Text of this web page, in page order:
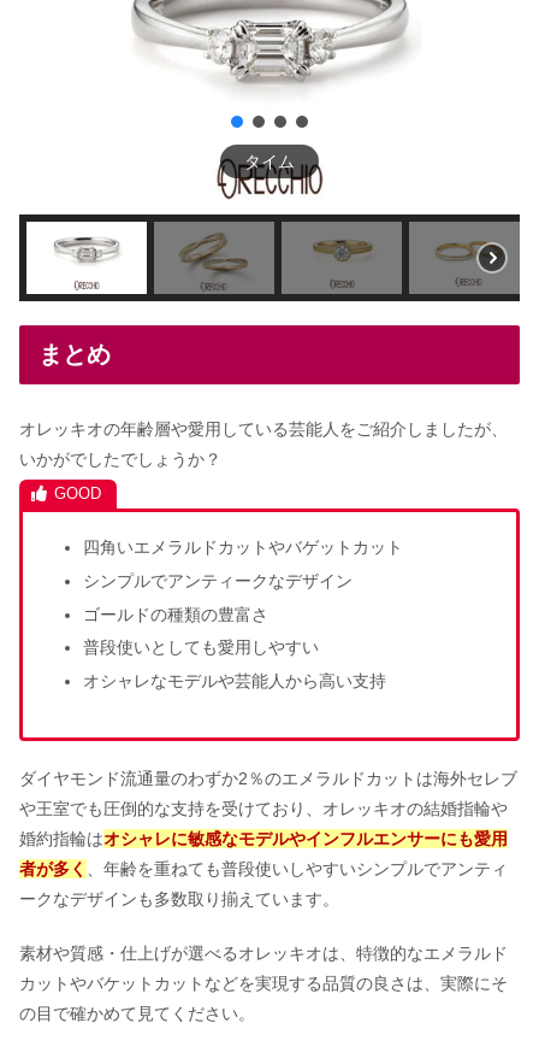
タイム
まとめ
オレッキオの年齢層や愛用している芸能人をご紹介しましたが、
いかがでしたでしょうか？
四角いエメラルドカットやバゲットカット
シンプルでアンティークなデザイン
ゴールドの種類の豊富さ
普段使いとしても愛用しやすい
オシャレなモデルや芸能人から高い支持
ダイヤモンド流通量のわずか2％のエメラルドカットは海外セレブ
や王室でも圧倒的な支持を受けており、オレッキオの結婚指輪や
婚約指輪はオシャレに敏感なモデルやインフルエンサーにも愛用
者が多く 、年齢を重ねても普段使いしやすいシンプルでアンティ
ークなデザインも多数取り揃えています。
素材や質感・仕上げが選べるオレッキオは、特徴的なエメラルド
カットやバケットカットなどを実現する品質の良さは、実際にそ
の目で確かめて見てください。